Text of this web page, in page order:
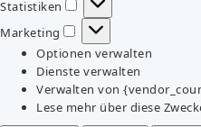
Statistiken
Statistiken
Marketing
Marketing
Optionen verwalten
Dienste verwalten
Verwalten von
Lese mehr über diese